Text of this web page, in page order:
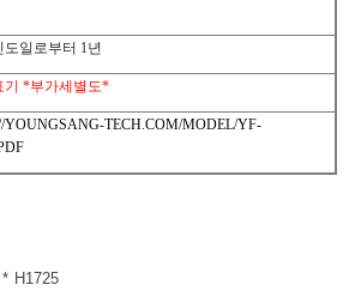
도일로부터 1년
*부가세별도*
YOUNGSANG-TECH.COM/MODEL/YF-
H1725